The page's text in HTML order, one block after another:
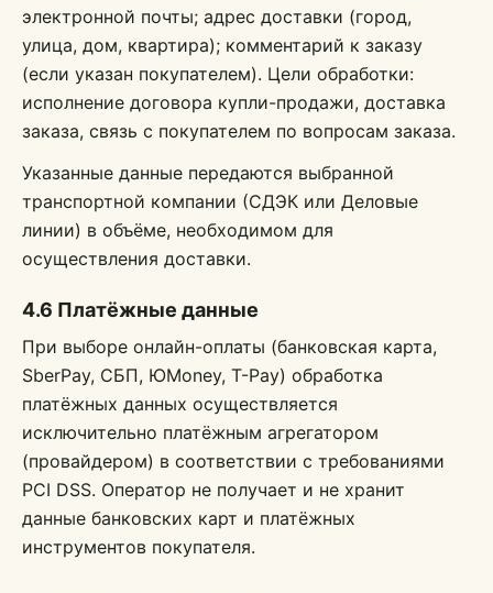
электронной почты; адрес доставки (город,
улица, дом, квартира); комментарий к заказу
(если указан покупателем). Цели обработки:
исполнение договора купли-продажи, доставка
заказа, связь с покупателем по вопросам заказа.
Указанные данные передаются выбранной
транспортной компании (СДЭК или Деловые
линии) в объёме, необходимом для
осуществления доставки.
4.6 Платёжные данные
При выборе онлайн-оплаты (банковская карта,
SberPay, СБП, ЮMoney, T-Pay) обработка
платёжных данных осуществляется
исключительно платёжным агрегатором
(провайдером) в соответствии с требованиями
PCI DSS. Оператор не получает и не хранит
данные банковских карт и платёжных
инструментов покупателя.